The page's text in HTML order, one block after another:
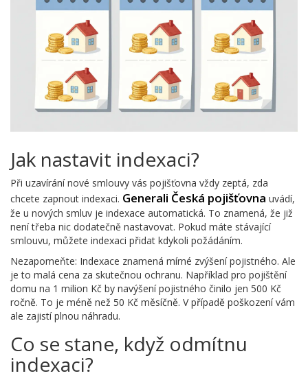
Jak nastavit indexaci?
Při uzavírání nové smlouvy vás pojišťovna vždy zeptá, zda
chcete zapnout indexaci. Generali Česká pojišťovna uvádí,
že u nových smluv je indexace automatická. To znamená, že již
není třeba nic dodatečně nastavovat. Pokud máte stávající
smlouvu, můžete indexaci přidat kdykoli požádáním.
Nezapomeňte: Indexace znamená mírné zvýšení pojistného. Ale
je to malá cena za skutečnou ochranu. Například pro pojištění
domu na 1 milion Kč by navýšení pojistného činilo jen 500 Kč
ročně. To je méně než 50 Kč měsíčně. V případě poškození vám
ale zajistí plnou náhradu.
Co se stane, když odmítnu
indexaci?